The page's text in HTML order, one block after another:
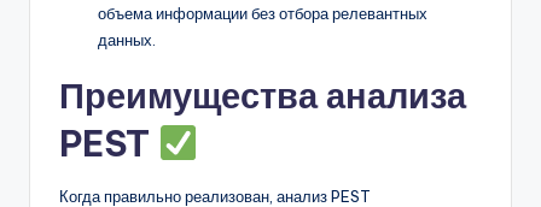
объема информации без отбора релевантных
данных.
Преимущества анализа
PEST
Когда правильно реализован, анализ PEST